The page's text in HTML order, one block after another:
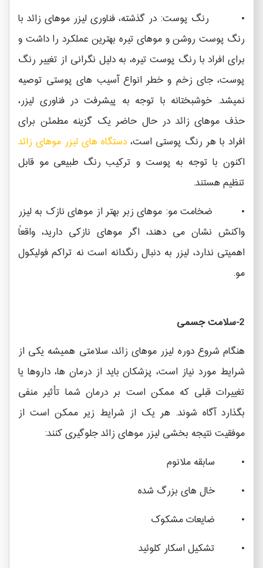
• رنگ پوست: در گذشته، فناوری لیزر موهای زائد با
رنگ پوست روشن و موهای تیره بهترین عملکرد را داشت و
برای افراد با رنگ پوست تیره، به دلیل نگرانی از تغییر رنگ
پوست، جای زخم و خطر انواع آسیب های پوستی توصیه
نمیشد. خوشبختانه با توجه به پیشرفت در فناوری لیزر،
حذف موهای زائد در حال حاضر یک گزینه مطمئن برای
افراد با هر رنگ پوستی است، دستگاه های لیزر موهای زائد
اکنون با توجه به پوست و ترکیب رنگ طبیعی مو قابل
تنظیم هستند.
• ضخامت مو: موهای زبر بهتر از موهای نازک به لیزر
واکنش نشان می دهند، اگر موهای نازکی دارید، واقعاً
اهمیتی ندارد، لیزر به دنبال رنگدانه است نه تراکم فولیکول
مو.
2-سلامت جسمی
هنگام شروع دوره لیزر موهای زائد، سلامتی همیشه یکی از
شرایط مورد نیاز است، پزشکان باید از درمان ها، داروها یا
تغییرات قبلی که ممکن است بر درمان شما تأثیر منفی
بگذارد آگاه شوند. هر یک از شرایط زیر ممکن است از
موفقیت نتیجه بخشی لیزر موهای زائد جلوگیری کنند:
• سابقه ملانوم
• خال های بزرگ شده
• ضایعات مشکوک
• تشکیل اسکار کلوئید